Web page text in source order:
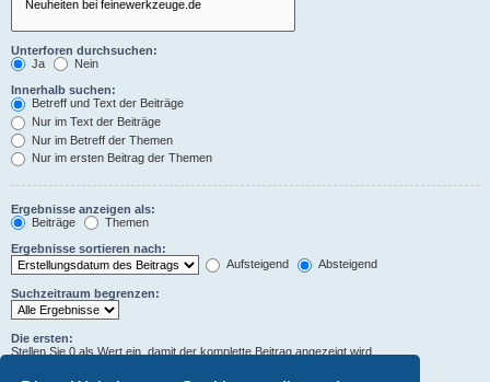
Unterforen durchsuchen:
Ja
Nein
Innerhalb suchen:
Betreff und Text der Beiträge
Nur im Text der Beiträge
Nur im Betreff der Themen
Nur im ersten Beitrag der Themen
Ergebnisse anzeigen als:
Beiträge
Themen
Ergebnisse sortieren nach:
Aufsteigend
Absteigend
Suchzeitraum begrenzen:
Die ersten:
Stellen Sie 0 als Wert ein, damit der komplette Beitrag angezeigt wird.